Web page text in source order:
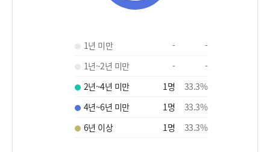
1년 미만 -
-
1년~2년 미만
-
-
2년~4년 미만
1명 33.3%
4년~6년 미만
1명 33.3%
6년 이상
1명 33.3%